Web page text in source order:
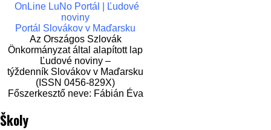
OnLine LuNo Portál | Ľudové
noviny
Portál Slovákov v Maďarsku
Az Országos Szlovák
Önkormányzat által alapított lap
Ľudové noviny –
týždenník Slovákov v Maďarsku
(ISSN 0456-829X)
Főszerkesztő neve: Fábián Éva
Školy